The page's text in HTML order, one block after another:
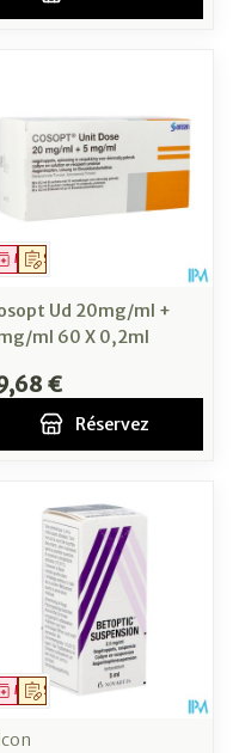
Sur prescription
Médicament
Ud 20mg/ml +
ml 60 X 0,2ml
€
Réservez
Sur prescription
Médicament